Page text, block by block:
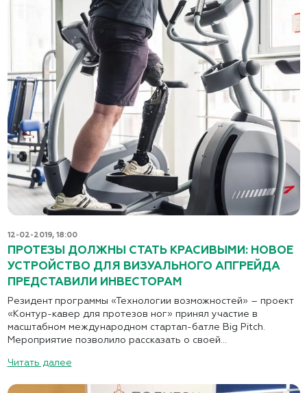
12-02-2019, 18:00
ПРОТЕЗЫ ДОЛЖНЫ СТАТЬ КРАСИВЫМИ: НОВОЕ
УСТРОЙСТВО ДЛЯ ВИЗУАЛЬНОГО АПГРЕЙДА
ПРЕДСТАВИЛИ ИНВЕСТОРАМ
Резидент программы «Технологии возможностей» – проект
«Контур-кавер для протезов ног» принял участие в
масштабном международном стартап-батле Big Pitch.
Мероприятие позволило рассказать о своей...
Читать далее